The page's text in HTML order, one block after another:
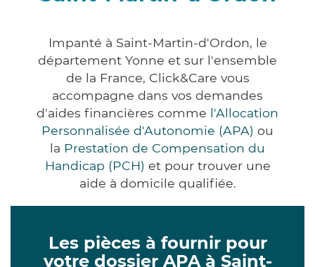
Impanté à Saint-Martin-d'Ordon, le
département Yonne et sur l'ensemble
de la France, Click&Care vous
accompagne dans vos demandes
d'aides financières comme l'Allocation
Personnalisée d'Autonomie (APA) ou
la Prestation de Compensation du
Handicap (PCH) et pour trouver une
aide à domicile qualifiée.
Les pièces à fournir pour
votre dossier APA à Saint-